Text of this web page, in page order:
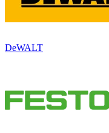
DeWALT